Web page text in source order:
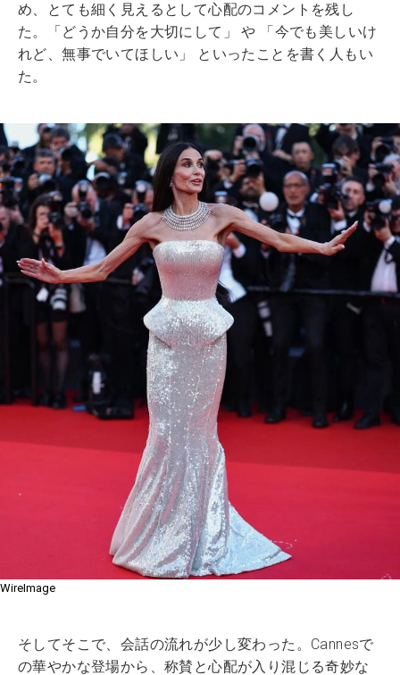
め、とても細く見えるとして心配のコメントを残し
た。「どうか自分を大切にして」 や 「今でも美しいけ
れど、無事でいてほしい」 といったことを書く人もい
た。
WireImage
そしてそこで、会話の流れが少し変わった。Cannesで
の華やかな登場から、称賛と心配が入り混じる奇妙な